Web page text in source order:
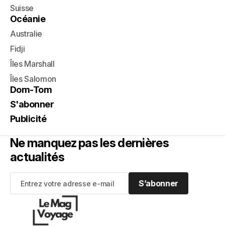
Suisse
Océanie
Australie
Fidji
Îles Marshall
Îles Salomon
Dom-Tom
S'abonner
Publicité
Ne manquez pas les dernières
actualités
S’abonner
S’abonner